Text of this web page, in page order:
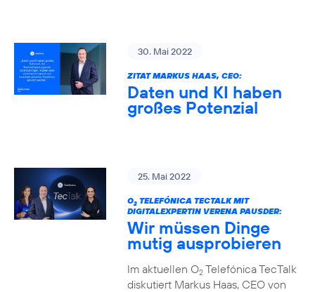
30. Mai 2022
ZITAT MARKUS HAAS, CEO:
Daten und KI haben
großes Potenzial
25. Mai 2022
O2TELEFÓNICA TECTALK MIT
DIGITALEXPERTIN VERENA PAUSDER:
Wir müssen Dinge
mutig ausprobieren
Im aktuellen O2Telefónica TecTalk
diskutiert Markus Haas, CEO von